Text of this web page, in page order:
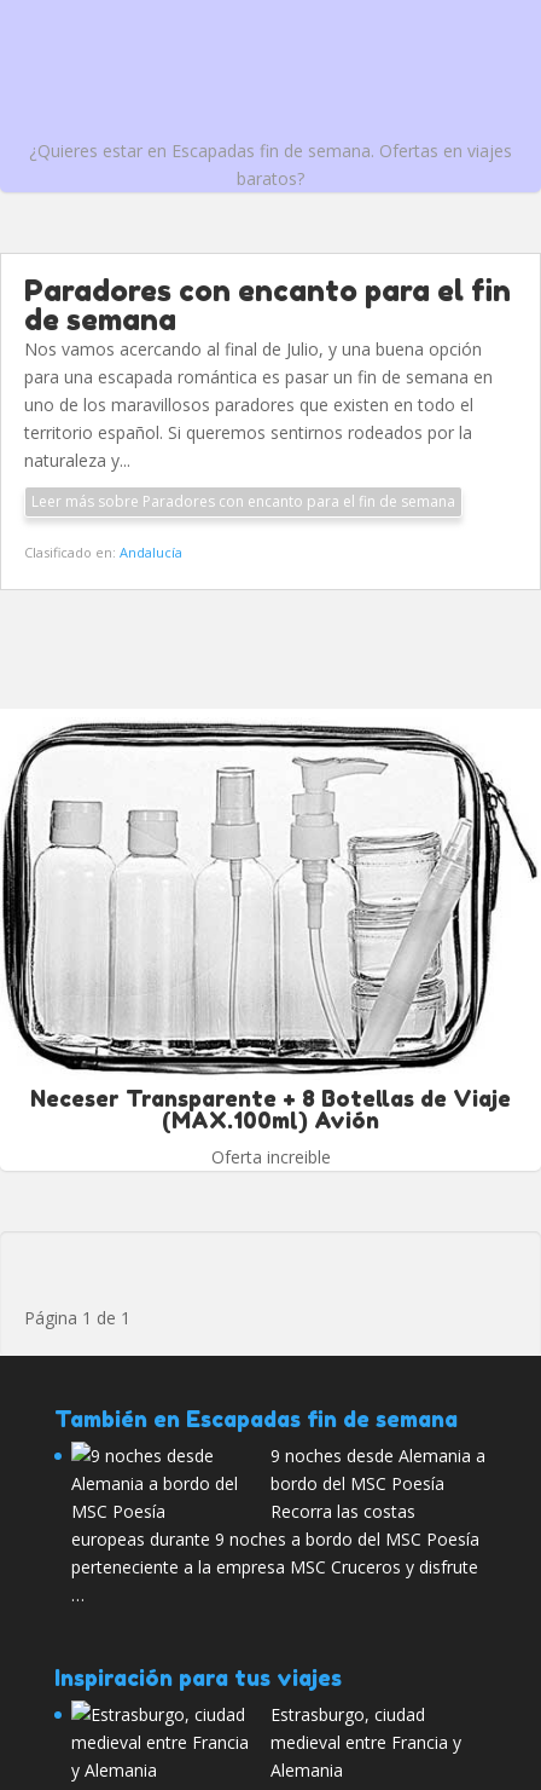
¿Quieres estar en Escapadas fin de semana. Ofertas en viajes
baratos?
Paradores con encanto para el fin
de semana
Nos vamos acercando al final de Julio, y una buena opción
para una escapada romántica es pasar un fin de semana en
uno de los maravillosos paradores que existen en todo el
territorio español. Si queremos sentirnos rodeados por la
naturaleza y...
Leer más sobre Paradores con encanto para el fin de semana
Clasificado en: Andalucía
Neceser Transparente + 8 Botellas de Viaje
(MAX.100ml) Avión
Oferta increible
Página 1 de 1
También en Escapadas fin de semana
9 noches desde Alemania a
bordo del MSC Poesía
Recorra las costas
europeas durante 9 noches a bordo del MSC Poesía
perteneciente a la empresa MSC Cruceros y disfrute
…
Inspiración para tus viajes
Estrasburgo, ciudad
medieval entre Francia y
Alemania